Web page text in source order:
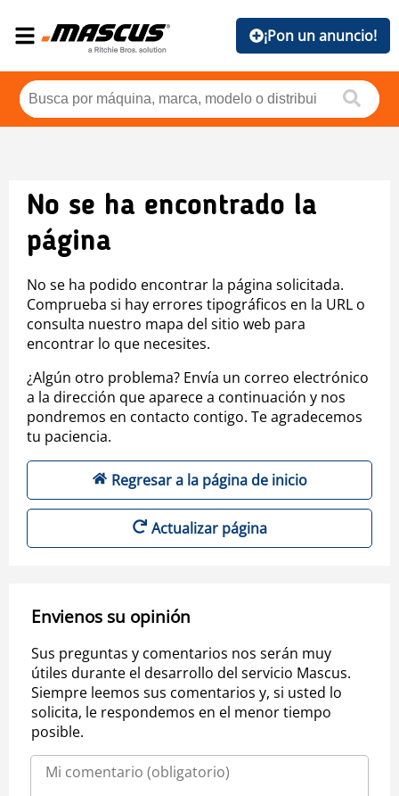
¡Pon un anuncio!
No se ha encontrado la
página
No se ha podido encontrar la página solicitada.
Comprueba si hay errores tipográficos en la URL o
consulta nuestro mapa del sitio web para
encontrar lo que necesites.
¿Algún otro problema? Envía un correo electrónico
a la dirección que aparece a continuación y nos
pondremos en contacto contigo. Te agradecemos
tu paciencia.
Regresar a la página de inicio
Actualizar página
Envienos su opinión
Sus preguntas y comentarios nos serán muy
útiles durante el desarrollo del servicio Mascus.
Siempre leemos sus comentarios y, si usted lo
solicita, le respondemos en el menor tiempo
posible.